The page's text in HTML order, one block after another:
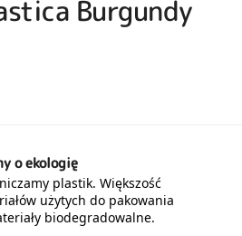
Burgundy
o ekologię
plastik. Większość
użytych do pakowania
biodegradowalne.